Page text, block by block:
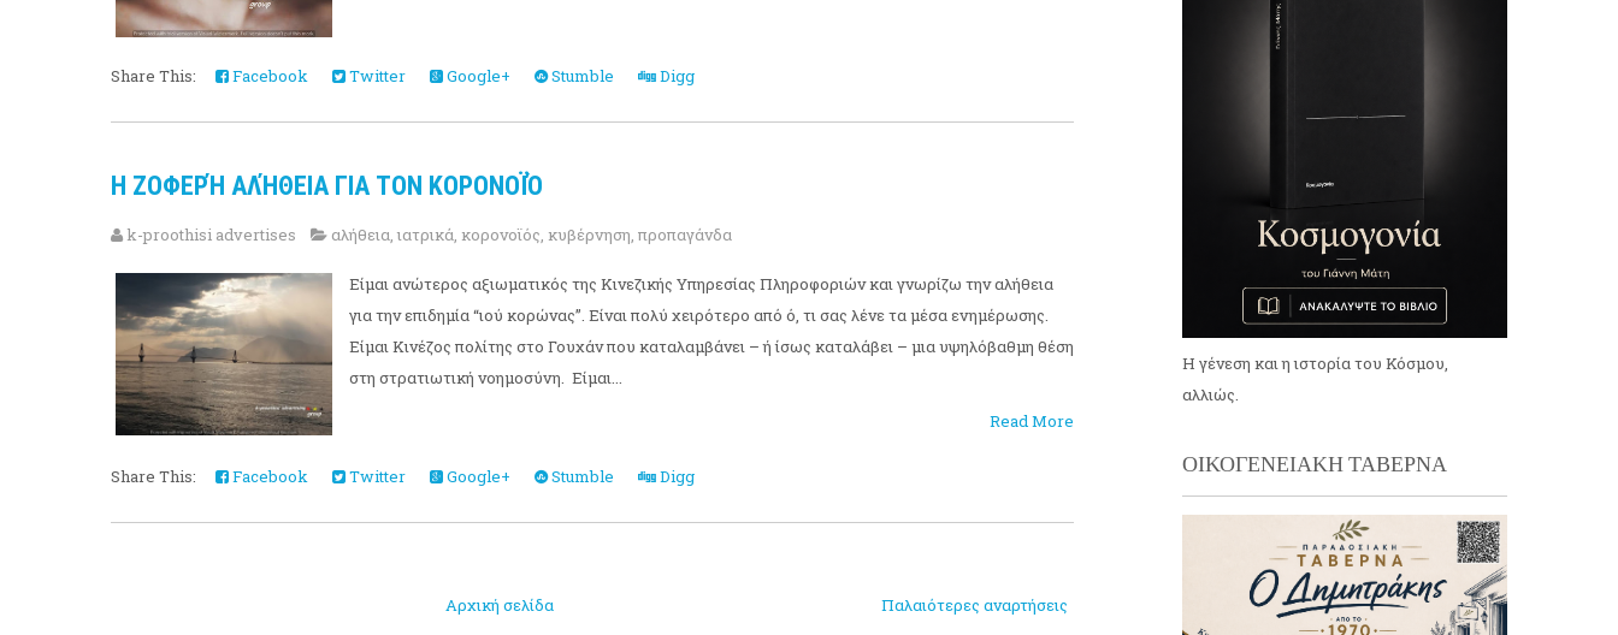
Share This: Facebook Twitter Google+ Stumble Digg
Η ΖΟΦΕΡΉ ΑΛΉΘΕΙΑ ΓΙΑ ΤΟΝ ΚΟΡΟΝΟΪΌ
k-proothisi advertises αλήθεια ιατρικά κορονοϊός κυβέρνηση προπαγάνδα
Είμαι ανώτερος αξιωματικός της Κινεζικής Υπηρεσίας Πληροφοριών και γνωρίζω την αλήθεια
για την επιδημία “ιού κορώνας”. Είναι πολύ χειρότερο από ό, τι σας λένε τα μέσα ενημέρωσης.
Είμαι Κινέζος πολίτης στο Γουχάν που καταλαμβάνει – ή ίσως καταλάβει – μια υψηλόβαθμη θέση
στη στρατιωτική νοημοσύνη. Είμαι...
Read More
Share This: Facebook Twitter Google+ Stumble Digg
Παλαιότερες αναρτήσεις
Αρχική σελίδα
Η γένεση και η ιστορία του Κόσμου,
αλλιώς.
ΟΙΚΟΓΕΝΕΙΑΚΗ ΤΑΒΕΡΝΑ